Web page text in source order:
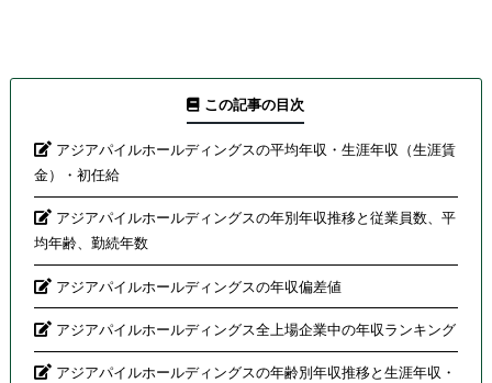
この記事の目次
アジアパイルホールディングスの平均年収・生涯年収（生涯賃
金）・初任給
アジアパイルホールディングスの年別年収推移と従業員数、平
均年齢、勤続年数
アジアパイルホールディングスの年収偏差値
アジアパイルホールディングス全上場企業中の年収ランキング
アジアパイルホールディングスの年齢別年収推移と生涯年収・